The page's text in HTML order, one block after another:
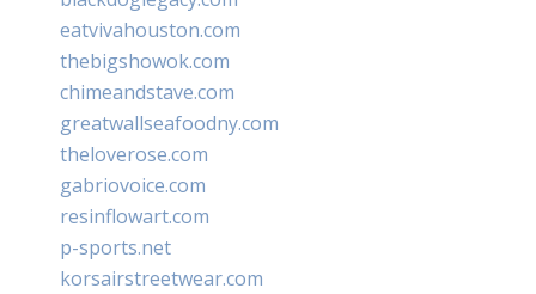
eatvivahouston.com
thebigshowok.com
chimeandstave.com
greatwallseafoodny.com
theloverose.com
gabriovoice.com
resinflowart.com
p-sports.net
korsairstreetwear.com